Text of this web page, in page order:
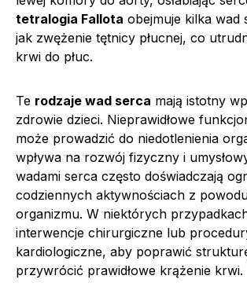
tetralogia Fallota obejmuje kilka wad
jak zwężenie tętnicy płucnej, co
krwi do płuc.
Te rodzaje wad serca mają istotny
zdrowie dzieci. Nieprawidłowe
może prowadzić do niedotlenienia
wpływa na rozwój fizyczny i
wadami serca często doświadczają
codziennych aktywnościach z powodu
organizmu. W niektórych
interwencje chirurgiczne lub
kardiologiczne, aby poprawić
przywrócić prawidłowe krążenie krwi.